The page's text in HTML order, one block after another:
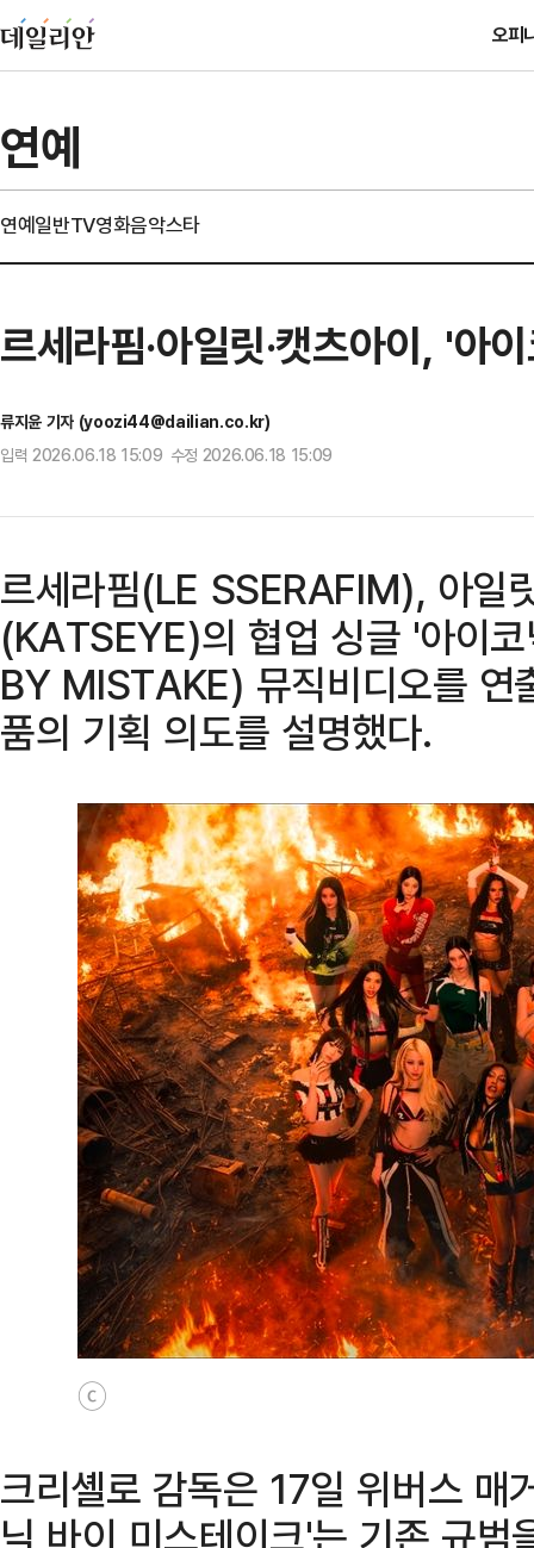
오피
연예
연예일반TV영화음악스타
르세라핌·아일릿·캣츠아이, '아
류지윤 기자 (yoozi44@dailian.co.kr)
입력 2026.06.18 15:09 수정 2026.06.18 15:09
르세라핌(LE SSERAFIM), 아일
(KATSEYE)의 협업 싱글 '아이
BY MISTAKE) 뮤직비디오를 연
품의 기획 의도를 설명했다.
ⓒ
크리셸로 감독은 17일 위버스 매
닉 바이 미스테이크'는 기존 규범